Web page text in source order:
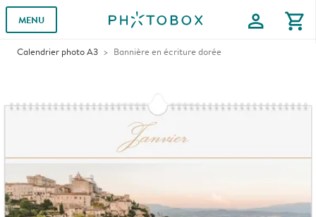
MENU profile shopping_cart
Calendrier photo A3 Bannière en écriture dorée